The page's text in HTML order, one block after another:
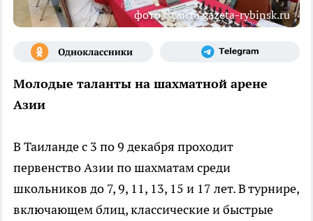
фото с сайта gazeta-rybinsk.ru
Молодые таланты на шахматной арене
Азии
В Таиланде с 3 по 9 декабря проходит
первенство Азии по шахматам среди
школьников до 7, 9, 11, 13, 15 и 17 лет. В турнире,
включающем блиц, классические и быстрые